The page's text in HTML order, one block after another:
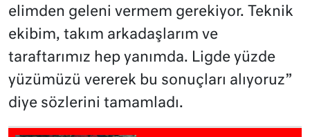
elimden geleni vermem gerekiyor. Teknik
ekibim, takım arkadaşlarım ve
taraftarımız hep yanımda. Ligde yüzde
yüzümüzü vererek bu sonuçları alıyoruz”
diye sözlerini tamamladı.